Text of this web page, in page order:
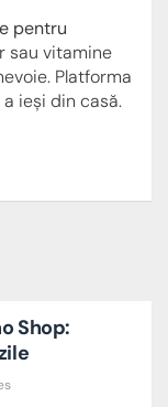
pentru
sau vitamine
Platforma
ieși din casă.
Shop: